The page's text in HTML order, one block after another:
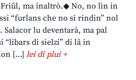
Friûl, ma inaltrò.◆ No, no lìn in
“furlans che no si rindin” nol
Salacor lu deventarà, ma pal
“libars di sielzi” di lâ in
[…] lei di plui +